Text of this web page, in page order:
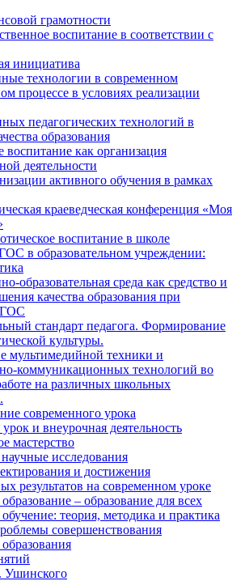
грамотности
воспитание в соответствии с
инициатива
технологии в современном
процессе в условиях реализации
педагогических технологий в
образования
воспитание как организация
деятельности
активного обучения в рамках
краеведческая конференция «Моя
воспитание в школе
в образовательном учреждении:
образовательная среда как средство и
качества образования при
стандарт педагога. Формирование
культуры.
мультимедийной техники и
коммуникационных технологий во
на различных школьных
современного урока
и внеурочная деятельность
мастерство
исследования
и достижения
результатов на современном уроке
– образование для всех
теория, методика и практика
совершенствования
Ушинского